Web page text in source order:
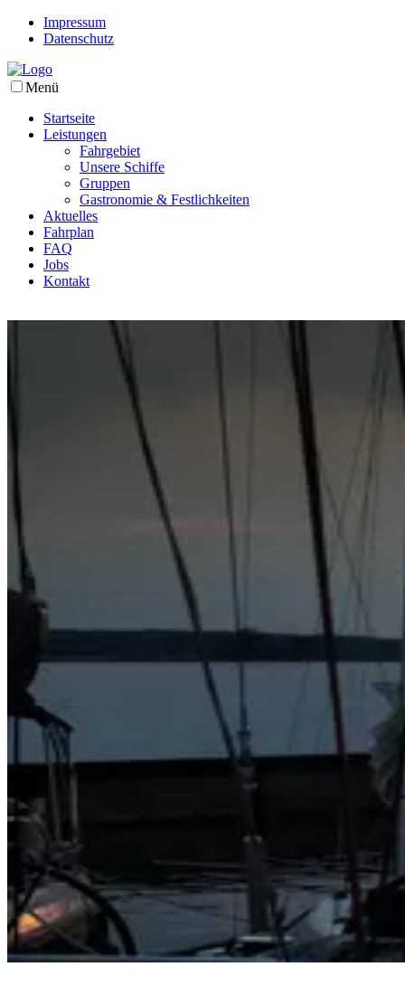
Impressum
Datenschutz
Menü
Startseite
Leistungen
Fahrgebiet
Unsere Schiffe
Gruppen
Gastronomie & Festlichkeiten
Aktuelles
Fahrplan
FAQ
Jobs
Kontakt